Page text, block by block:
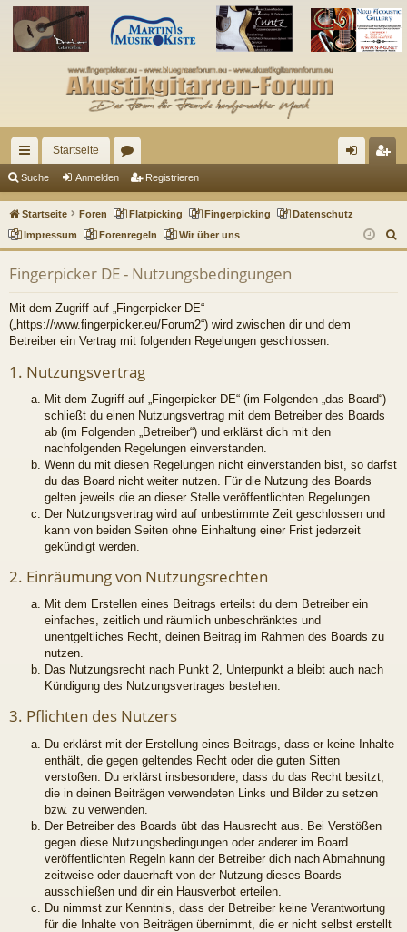
ch
ne
llz
Startseite
en m ist
rie
Suche Anmelden Registrieren
Startseite Foren Flatpicking Fingerpicking
Datenschutz
Impressum
Forenregeln Wir über uns
u
Fingerpicker DE - Nutzungsbedingungen
Mit dem Zugriff auf „Fingerpicker DE“
(„https://www.fingerpicker.eu/Forum2“) wird zwischen dir und dem
Betreiber ein Vertrag mit folgenden Regelungen geschlossen:
1. Nutzungsvertrag
Mit dem Zugriff auf „Fingerpicker DE“ (im Folgenden „das Board“)
schließt du einen Nutzungsvertrag mit dem Betreiber des Boards
ab (im Folgenden „Betreiber“) und erklärst dich mit den
nachfolgenden Regelungen einverstanden.
Wenn du mit diesen Regelungen nicht einverstanden bist, so darfst
du das Board nicht weiter nutzen. Für die Nutzung des Boards
gelten jeweils die an dieser Stelle veröffentlichten Regelungen.
Der Nutzungsvertrag wird auf unbestimmte Zeit geschlossen und
kann von beiden Seiten ohne Einhaltung einer Frist jederzeit
gekündigt werden.
2. Einräumung von Nutzungsrechten
Mit dem Erstellen eines Beitrags erteilst du dem Betreiber ein
einfaches, zeitlich und räumlich unbeschränktes und
unentgeltliches Recht, deinen Beitrag im Rahmen des Boards zu
nutzen.
Das Nutzungsrecht nach Punkt 2, Unterpunkt a bleibt auch nach
Kündigung des Nutzungsvertrages bestehen.
3. Pflichten des Nutzers
Du erklärst mit der Erstellung eines Beitrags, dass er keine Inhalte
enthält, die gegen geltendes Recht oder die guten Sitten
verstoßen. Du erklärst insbesondere, dass du das Recht besitzt,
die in deinen Beiträgen verwendeten Links und Bilder zu setzen
bzw. zu verwenden.
Der Betreiber des Boards übt das Hausrecht aus. Bei Verstößen
gegen diese Nutzungsbedingungen oder anderer im Board
veröffentlichten Regeln kann der Betreiber dich nach Abmahnung
zeitweise oder dauerhaft von der Nutzung dieses Boards
ausschließen und dir ein Hausverbot erteilen.
Du nimmst zur Kenntnis, dass der Betreiber keine Verantwortung
für die Inhalte von Beiträgen übernimmt, die er nicht selbst erstellt